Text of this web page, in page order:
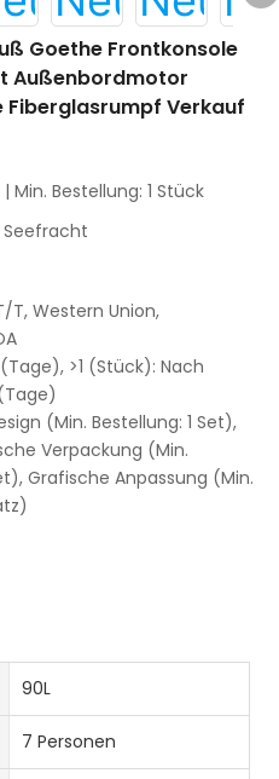
Goethe Frontkonsole
Außenbordmotor
Verkauf
Min. Bestellung: 1 Stück
T, Western Union,
>1 (Stück): Nach
(Min. Bestellung: 1 Set),
Verpackung (Min.
Grafische Anpassung (Min.
90L
7 Personen